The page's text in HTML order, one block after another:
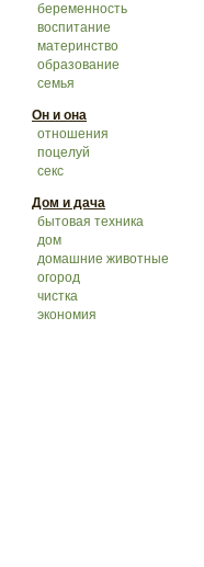
беременность
воспитание
материнство
образование
семья
Он и она
отношения
поцелуй
секс
Дом и дача
бытовая техника
дом
домашние животные
огород
чистка
экономия